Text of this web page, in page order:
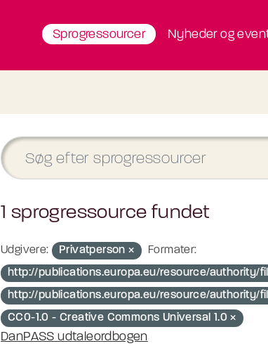
Sprogressourcer Nyheder og
1 sprogressource fundet
Udgivere: Privatperson
Formater:
http://publications.europa.eu/resource/authority/
http://publications.europa.eu/resource/authority/
CC0-1.0 - Creative Commons Universal 1.0
DanPASS udtaleordbogen